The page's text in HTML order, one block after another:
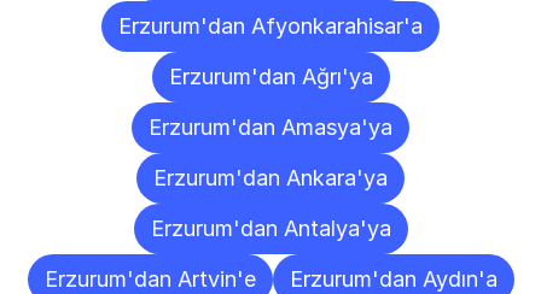
Erzurum'dan Afyonkarahisar'a
Erzurum'dan Ağrı'ya
Erzurum'dan Amasya'ya
Erzurum'dan Ankara'ya
Erzurum'dan Antalya'ya
Erzurum'dan Artvin'e
Erzurum'dan Aydın'a